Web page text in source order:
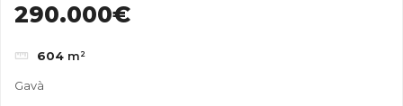
290.000€
604 m²
Gavà